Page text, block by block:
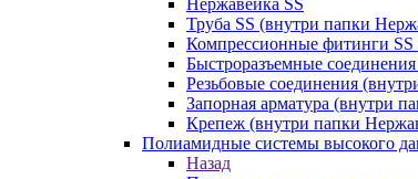
Нержавейка SS
Труба SS (внутри папки
Компрессионные фитинги
Быстроразъемные
Резьбовые соединения
Запорная арматура (внутри
Крепеж (внутри папки
Полиамидные системы высокого
Назад